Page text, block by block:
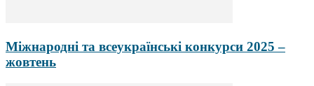
Міжнародні та всеукраїнські конкурси 2025 –
жовтень